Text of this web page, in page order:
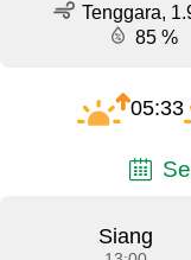
Tenggara,
85 %
05:33
Siang